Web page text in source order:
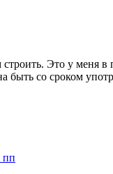
Это у меня в
быть со сроком
пп